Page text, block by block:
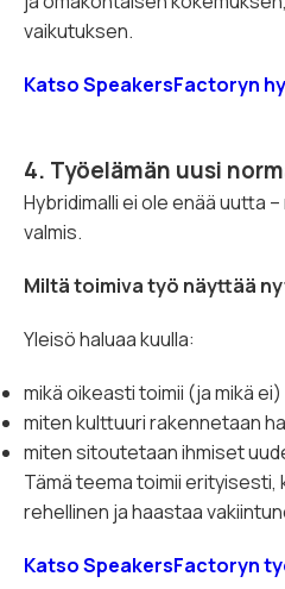
vaikutuksen.
Katso SpeakersFactoryn
4. Työelämän uusi
Hybridimalli ei ole enää uutta
valmis.
Miltä toimiva työ näyttää
Yleisö haluaa kuulla:
mikä oikeasti toimii (ja mikä ei)
miten kulttuuri rakennetaan
miten sitoutetaan ihmiset
Tämä teema toimii erityisesti,
rehellinen ja haastaa
Katso SpeakersFactoryn